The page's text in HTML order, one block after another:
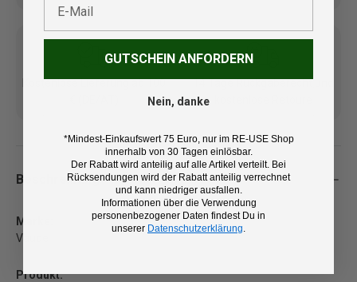
Kostenlose Lieferung ab 100
14 Tage Rückgaberecht und
Beschreibung
Marke:
Vaude
Produkt:
GUTSCHEIN ANFORDERN
Nein, danke
*Mindest-Einkaufswert 75 Euro, nur im RE-USE Shop
innerhalb von 30 Tagen einlösbar.
Der Rabatt wird anteilig auf alle Artikel verteilt. Bei
Rücksendungen wird der Rabatt anteilig verrechnet
und kann niedriger ausfallen.
Informationen über die Verwendung
personenbezogener Daten findest Du in
unserer Datenschutzerklärung.